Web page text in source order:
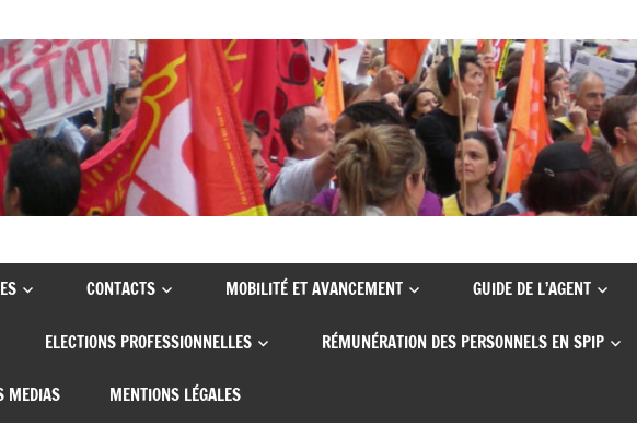
CONTACTS MOBILITÉ ET AVANCEMENT GUIDE DE L’AGENT
ELECTIONS PROFESSIONNELLES RÉMUNÉRATION DES PERSONNELS EN SPIP
MEDIAS MENTIONS LÉGALES